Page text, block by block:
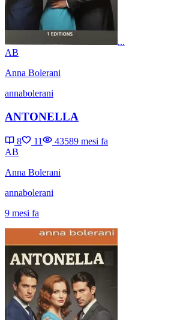
...
AB
Anna Bolerani
annabolerani
ANTONELLA
8 11 43589 mesi fa
AB
Anna Bolerani
annabolerani
9 mesi fa